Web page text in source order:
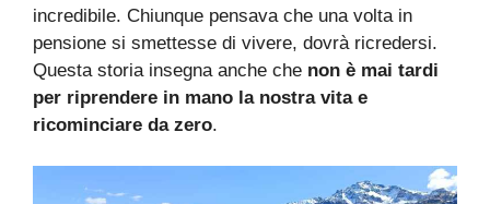
incredibile. Chiunque pensava che una volta in
pensione si smettesse di vivere, dovrà ricredersi.
Questa storia insegna anche che non è mai tardi
per riprendere in mano la nostra vita e
ricominciare da zero.